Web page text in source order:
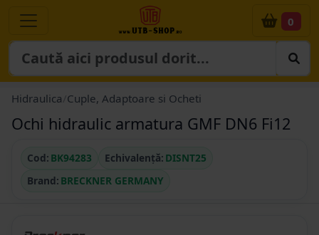
0
Hidraulica Cuple, Adaptoare si Ocheti
Ochi hidraulic armatura GMF DN6 Fi12
Cod: BK94283 Echivalență: DISNT25
Brand: BRECKNER GERMANY